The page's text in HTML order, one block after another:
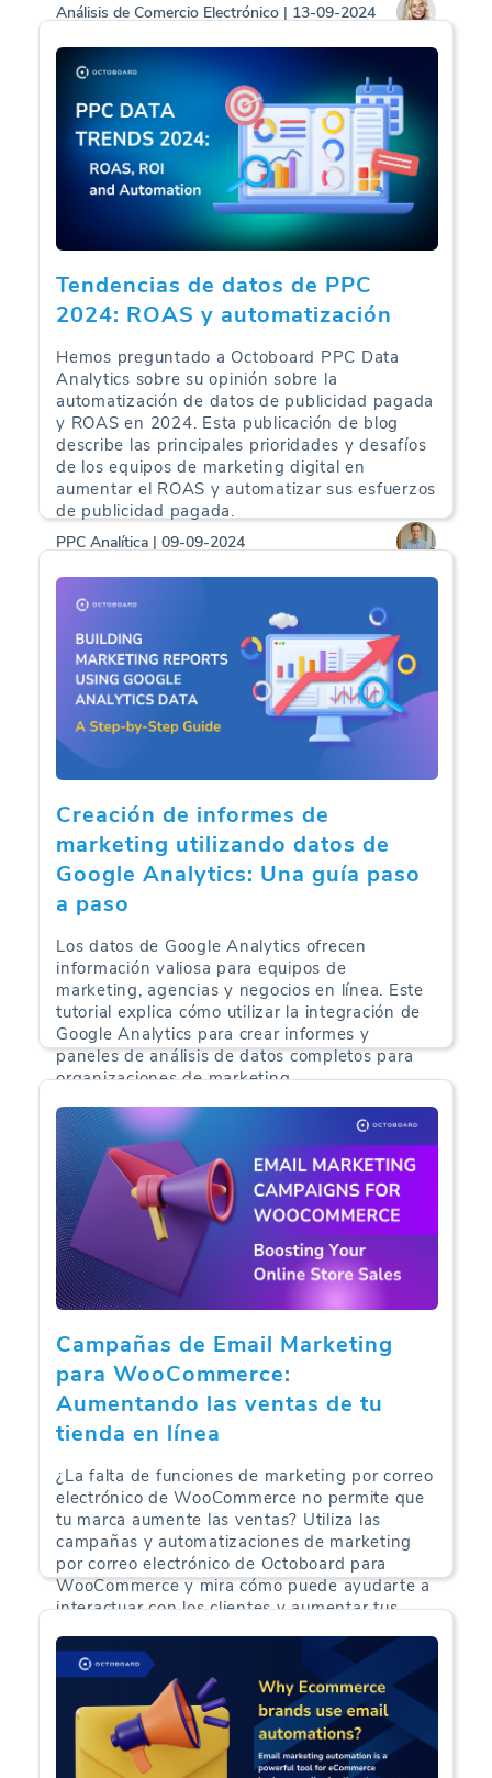
Análisis de Comercio Electrónico | 13-09-2024
Tendencias de datos de PPC
2024: ROAS y automatización
Hemos preguntado a Octoboard PPC Data
Analytics sobre su opinión sobre la
automatización de datos de publicidad pagada
y ROAS en 2024. Esta publicación de blog
describe las principales prioridades y desafíos
de los equipos de marketing digital en
aumentar el ROAS y automatizar sus esfuerzos
de publicidad pagada.
PPC Analítica | 09-09-2024
Creación de informes de
marketing utilizando datos de
Google Analytics: Una guía paso
a paso
Los datos de Google Analytics ofrecen
información valiosa para equipos de
marketing, agencias y negocios en línea. Este
tutorial explica cómo utilizar la integración de
Google Analytics para crear informes y
paneles de análisis de datos completos para
organizaciones de marketing.
Informes de Marketing | 02-09-2024
Campañas de Email Marketing
para WooCommerce:
Aumentando las ventas de tu
tienda en línea
¿La falta de funciones de marketing por correo
electrónico de WooCommerce no permite que
tu marca aumente las ventas? Utiliza las
campañas y automatizaciones de marketing
por correo electrónico de Octoboard para
WooCommerce y mira cómo puede ayudarte a
interactuar con los clientes y aumentar tus
Análisis de Comercio Electrónico | 13-08-2024